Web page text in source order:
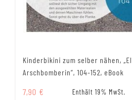
Kinderbikini zum selber nähen,
Arschbomberin“, 104-152, eBook
7,90 € Enthält 19% MwSt.